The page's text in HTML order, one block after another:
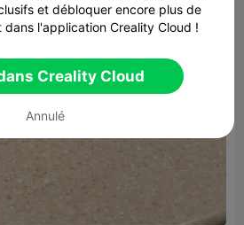
et débloquer encore plus de
dans l'application Creality Cloud !
Creality Cloud
Annulé